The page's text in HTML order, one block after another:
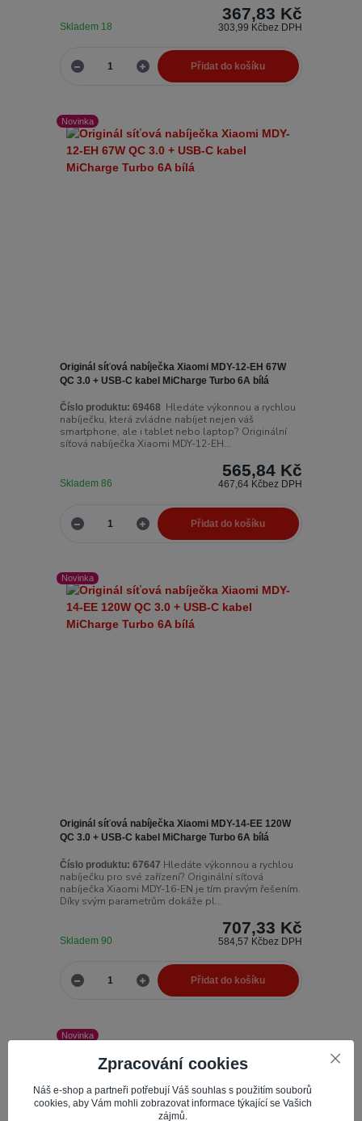
367,83 Kč
303,99 Kčbez DPH
Skladem 18
Přidat do košíku
Novinka
Originál síťová nabíječka Xiaomi MDY-12-EH 67W
QC 3.0 + USB-C kabel MiCharge Turbo 6A bílá
Číslo produktu: 69468 Hledáte výkonnou a rychlou
nabíječku, která zvládne nabíjet nejen váš
smartphone, ale i tablet nebo laptop? Originální
síťová nabíječka Xiaomi MDY-12-EH...
565,84 Kč
467,64 Kčbez DPH
Skladem 86
Přidat do košíku
Novinka
Originál síťová nabíječka Xiaomi MDY-14-EE 120W
QC 3.0 + USB-C kabel MiCharge Turbo 6A bílá
Číslo produktu: 67647 Hledáte výkonnou a rychlou
nabíječku pro své zařízení? Originální síťová
nabíječka Xiaomi MDY-16-EN je tím pravým řešením.
Díky svým parametrům dokáže pl...
707,33 Kč
584,57 Kčbez DPH
Skladem 90
Přidat do košíku
Novinka
Zpracování cookies
Náš e-shop a partneři potřebují Váš souhlas s použitím souborů
cookies, aby Vám mohli zobrazovat informace týkající se Vašich
zájmů.